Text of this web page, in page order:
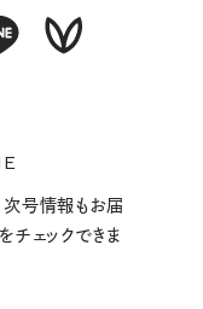
次号情報もお届
チェックできま